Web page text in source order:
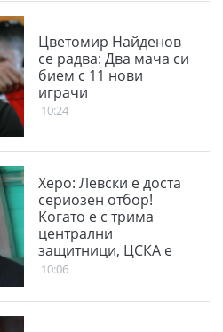
Цветомир Найденов
се радва: Два мача си
бием с 11 нови
играчи
10:24
Херо: Левски е доста
сериозен отбор!
Когато е с трима
централни
защитници, ЦСКА е
много стабилен
10:06